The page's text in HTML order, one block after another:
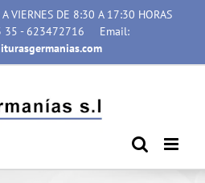
VIERNES DE 8:30 A 17:30 HORAS
35 - 623472716
Email: